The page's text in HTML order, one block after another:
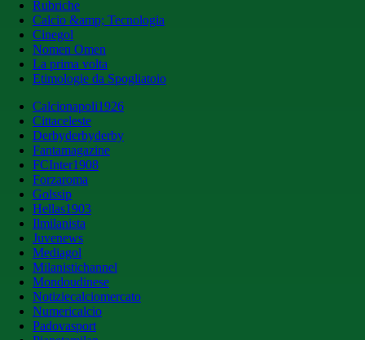
Rubriche
Calcio &amp; Tecnologia
Cinegol
Nomen Omen
La prima volta
Etimologie da Spogliatoio
Calcionapoli1926
Cittaceleste
Derbyderbyderby
Fantamagazine
FCInter1908
Forzaroma
Golssip
Hellas1903
Ilmilanista
Juvenews
Mediagol
Milanistichannel
Mondoudinese
Notiziecalciomercato
Numericalcio
Padovasport